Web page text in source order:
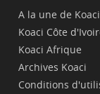
A la une de Koaci
Koaci Côte
Koaci Afrique
Archives Koaci
Conditions